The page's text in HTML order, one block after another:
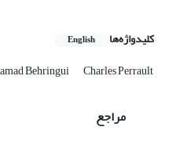
کلیدواژه‌ها English
Behringui Charles Perrault
مراجع